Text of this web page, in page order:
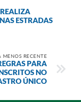
ESTRADAS
MENOS RECENTE
PARA
NO
ÚNICO